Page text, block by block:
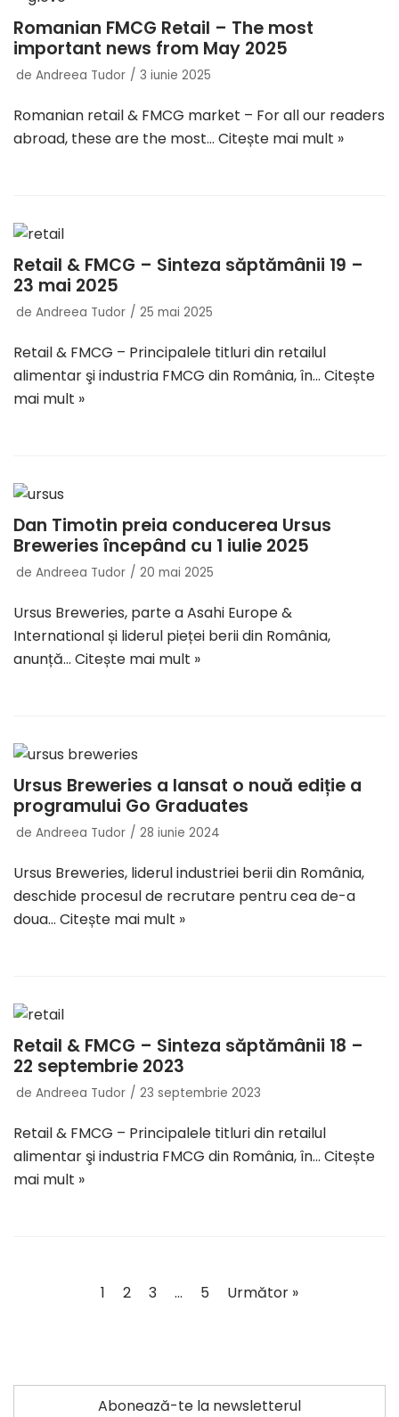
Romanian FMCG Retail – The most
important news from May 2025
de Andreea Tudor 3 iunie 2025
Romanian retail & FMCG market – For all our readers
abroad, these are the most… Citește mai mult »
Retail & FMCG – Sinteza săptămânii 19 –
23 mai 2025
de Andreea Tudor 25 mai 2025
Retail & FMCG – Principalele titluri din retailul
alimentar şi industria FMCG din România, în… Citește
mai mult »
Dan Timotin preia conducerea Ursus
Breweries începând cu 1 iulie 2025
de Andreea Tudor 20 mai 2025
Ursus Breweries, parte a Asahi Europe &
International și liderul pieței berii din România,
anunță… Citește mai mult »
Ursus Breweries a lansat o nouă ediție a
programului Go Graduates
de Andreea Tudor 28 iunie 2024
Ursus Breweries, liderul industriei berii din România,
deschide procesul de recrutare pentru cea de-a
doua… Citește mai mult »
Retail & FMCG – Sinteza săptămânii 18 –
22 septembrie 2023
de Andreea Tudor 23 septembrie 2023
Retail & FMCG – Principalele titluri din retailul
alimentar şi industria FMCG din România, în… Citește
mai mult »
1 2 3 … 5 Următor »
Abonează-te la newsletterul